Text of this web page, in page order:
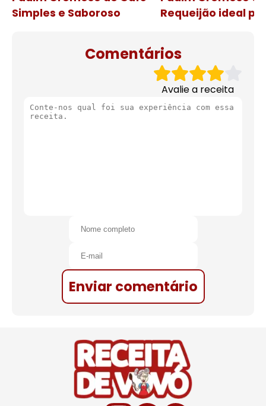
Simples e Saboroso
Requeijão ideal
Comentários
Avalie a receita
Enviar comentário